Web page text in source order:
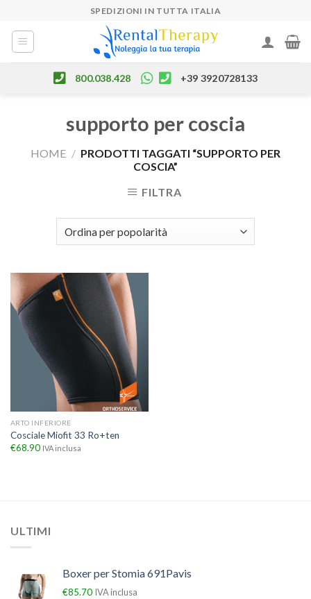
content
SPEDIZIONI IN TUTTA ITALIA
800.038.428 +39 3920728133
supporto per coscia
HOME / PRODOTTI TAGGATI “SUPPORTO PER
COSCIA”
FILTRA
ARTO INFERIORE
Cosciale Miofit 33 Ro+ten
€68.90 IVA inclusa
ULTIMI
Boxer per Stomia 691Pavis
€85.70 IVA inclusa